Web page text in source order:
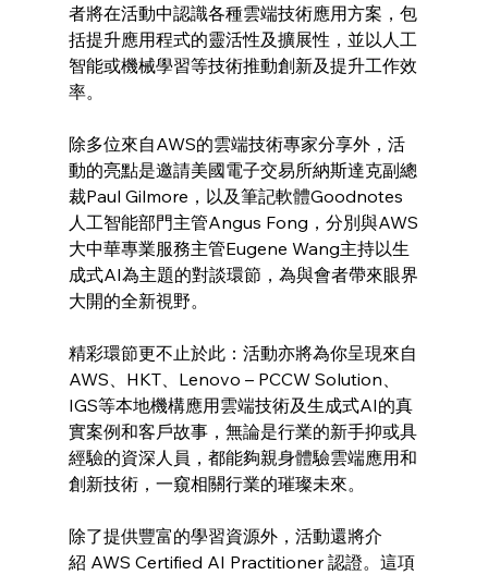
者將在活動中認識各種雲端技術應用方案，包
括提升應用程式的靈活性及擴展性，並以人工
智能或機械學習等技術推動創新及提升工作效
率。
除多位來自AWS的雲端技術專家分享外，活
動的亮點是邀請美國電子交易所納斯達克副總
裁Paul Gilmore，以及筆記軟體Goodnotes
人工智能部門主管Angus Fong，分別與AWS
大中華專業服務主管Eugene Wang主持以生
成式AI為主題的對談環節，為與會者帶來眼界
大開的全新視野。
精彩環節更不止於此：活動亦將為你呈現來自
AWS、HKT、Lenovo – PCCW Solution、
IGS等本地機構應用雲端技術及生成式AI的真
實案例和客戶故事，無論是行業的新手抑或具
經驗的資深人員，都能夠親身體驗雲端應用和
創新技術，一窺相關行業的璀璨未來。
除了提供豐富的學習資源外，活動還將介
紹 AWS Certified AI Practitioner 認證。這項